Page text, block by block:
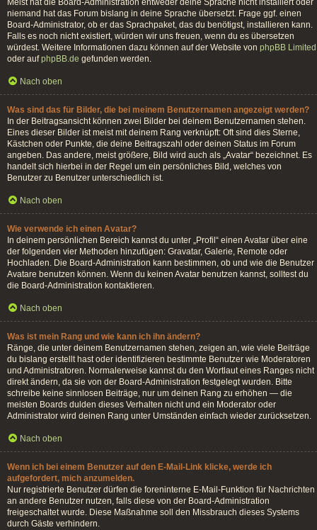
Meist hat die Board-Administration entweder deine Sprache nicht installiert oder
niemand hat das Forum bislang in deine Sprache übersetzt. Frage ggf. einen
Board-Administrator, ob er das Sprachpaket, das du benötigst, installieren kann.
Falls es noch nicht existiert, würden wir uns freuen, wenn du es übersetzen
würdest. Weitere Informationen dazu können auf der Website von phpBB Limited
oder aufphpBB.de gefunden werden.
Nach oben
Was sind das für Bilder, die bei meinem Benutzernamen angezeigt werden?
In der Beitragsansicht können zwei Bilder bei deinem Benutzernamen stehen.
Eines dieser Bilder ist meist mit deinem Rang verknüpft: Oft sind dies Sterne,
Kästchen oder Punkte, die deine Beitragszahl oder deinen Status im Forum
angeben. Das andere, meist größere, Bild wird auch als „Avatar“ bezeichnet. Es
handelt sich hierbei in der Regel um ein persönliches Bild, welches von
Benutzer zu Benutzer unterschiedlich ist.
Nach oben
Wie verwende ich einen Avatar?
In deinem persönlichen Bereich kannst du unter „Profil“ einen Avatar über eine
der folgenden vier Methoden hinzufügen: Gravatar, Galerie, Remote oder
Hochladen. Die Board-Administration kann bestimmen, ob und wie die Benutzer
Avatare benutzen können. Wenn du keinen Avatar benutzen kannst, solltest du
die Board-Administration kontaktieren.
Nach oben
Was ist mein Rang und wie kann ich ihn ändern?
Ränge, die unter deinem Benutzernamen stehen, zeigen an, wie viele Beiträge
du bislang erstellt hast oder identifizieren bestimmte Benutzer wie Moderatoren
und Administratoren. Normalerweise kannst du den Wortlaut eines Ranges nicht
direkt ändern, da sie von der Board-Administration festgelegt wurden. Bitte
schreibe keine sinnlosen Beiträge, nur um deinen Rang zu erhöhen — die
meisten Boards dulden dieses Verhalten nicht und ein Moderator oder
Administrator wird deinen Rang unter Umständen einfach wieder zurücksetzen.
Nach oben
Wenn ich bei einem Benutzer auf den E-Mail-Link klicke, werde ich
aufgefordert, mich anzumelden.
Nur registrierte Benutzer dürfen die foreninterne E-Mail-Funktion für Nachrichten
an andere Benutzer nutzen, falls diese von der Board-Administration
freigeschaltet wurde. Diese Maßnahme soll den Missbrauch dieses Systems
durch Gäste verhindern.